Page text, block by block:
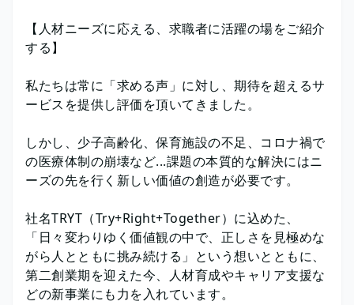
【人材ニーズに応える、求職者に活躍の場をご紹介
する】
私たちは常に「求める声」に対し、期待を超えるサ
ービスを提供し評価を頂いてきました。
しかし、少子高齢化、保育施設の不足、コロナ禍で
の医療体制の崩壊など...課題の本質的な解決にはニ
ーズの先を行く新しい価値の創造が必要です。
社名TRYT（Try+Right+Together）に込めた、
「日々変わりゆく価値観の中で、正しさを見極めな
がら人とともに挑み続ける」という想いとともに、
第二創業期を迎えた今、人材育成やキャリア支援な
どの新事業にも力を入れています。